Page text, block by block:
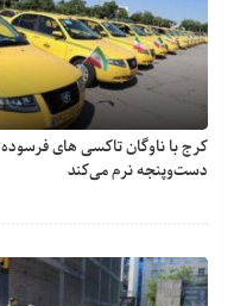
کرج با ناوگان تاکسی های فرسوده
دست‌وپنجه نرم می‌کند